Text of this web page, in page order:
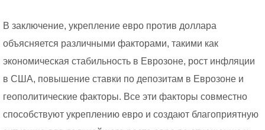
В заключение, укрепление евро против доллара
объясняется различными факторами, такими как
экономическая стабильность в Еврозоне, рост инфляции
в США, повышение ставки по депозитам в Еврозоне и
геополитические факторы. Все эти факторы совместно
способствуют укреплению евро и создают благоприятную